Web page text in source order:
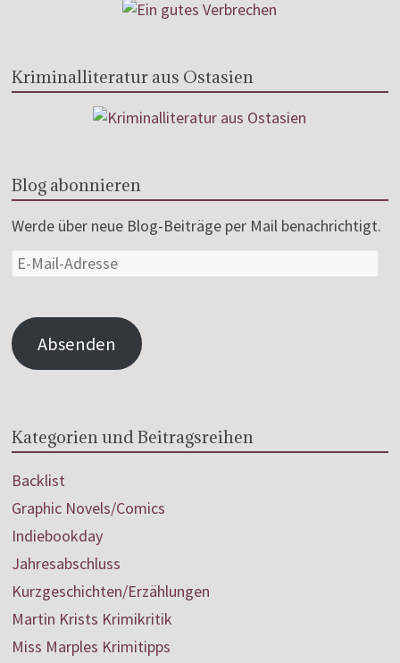
Kriminalliteratur aus Ostasien
Blog abonnieren
Werde über neue Blog-Beiträge per Mail benachrichtigt.
Absenden
Kategorien und Beitragsreihen
Backlist
Graphic Novels/Comics
Indiebookday
Jahresabschluss
Kurzgeschichten/Erzählungen
Martin Krists Krimikritik
Miss Marples Krimitipps